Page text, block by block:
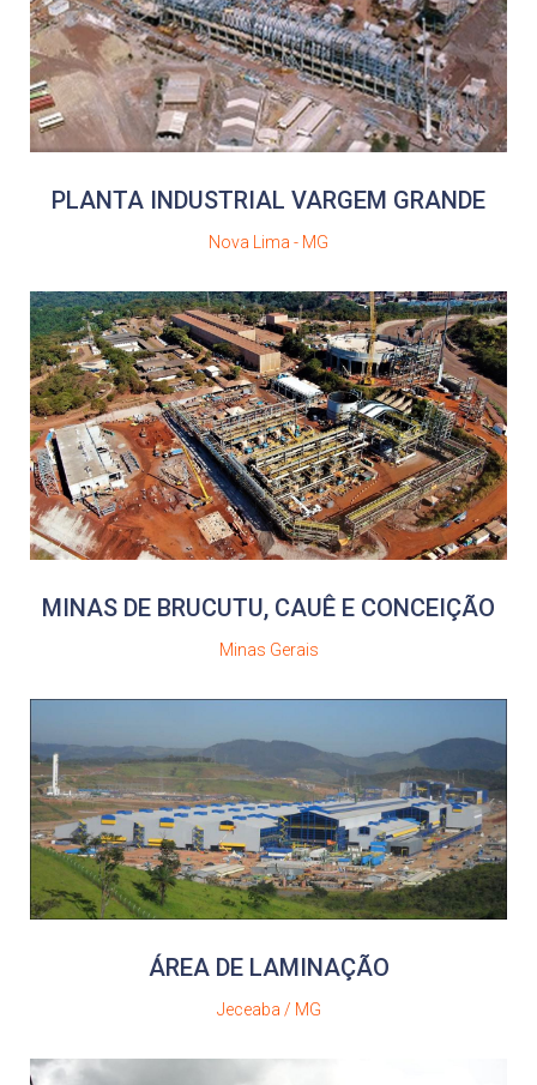
PLANTA INDUSTRIAL VARGEM GRANDE
Nova Lima - MG
MINAS DE BRUCUTU, CAUÊ E CONCEIÇÃO
Minas Gerais
ÁREA DE LAMINAÇÃO
Jeceaba / MG